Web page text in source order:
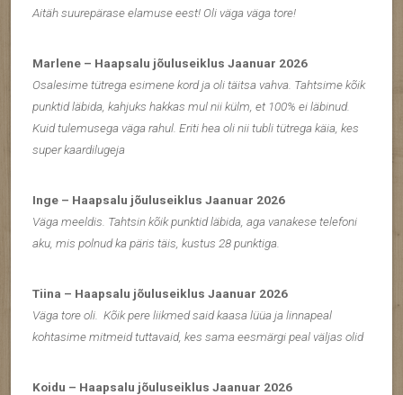
Aitäh suurepärase elamuse eest! Oli väga väga tore!
Marlene – Haapsalu jõuluseiklus Jaanuar 2026
Osalesime tütrega esimene kord ja oli täitsa vahva. Tahtsime kõik
punktid läbida, kahjuks hakkas mul nii külm, et 100% ei läbinud.
Kuid tulemusega väga rahul. Eriti hea oli nii tubli tütrega käia, kes
super kaardilugeja
Inge – Haapsalu jõuluseiklus Jaanuar 2026
Väga meeldis. Tahtsin kõik punktid läbida, aga vanakese telefoni
aku, mis polnud ka päris täis, kustus 28 punktiga.
Tiina – Haapsalu jõuluseiklus Jaanuar 2026
Väga tore oli. Kõik pere liikmed said kaasa lüüa ja linnapeal
kohtasime mitmeid tuttavaid, kes sama eesmärgi peal väljas olid
Koidu – Haapsalu jõuluseiklus Jaanuar 2026